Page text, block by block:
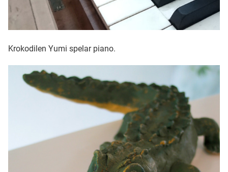
Lovari (Romska)
Krokodilen Yumi spelar piano.